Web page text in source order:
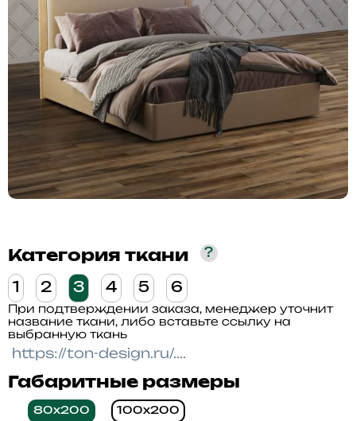
Категория ткани ?
1 2 3 4 5 6
При подтверждении заказа, менеджер уточнит
название ткани, либо вставьте ссылку на
выбранную ткань
Габаритные размеры
80x200 100x200